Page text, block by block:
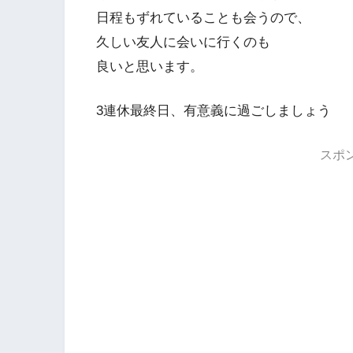
日程もずれていることも会うので、
久しい友人に会いに行くのも
良いと思います。
3連休最終日、有意義に過ごしましょう
スポ